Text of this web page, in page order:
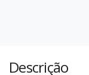
Descrição